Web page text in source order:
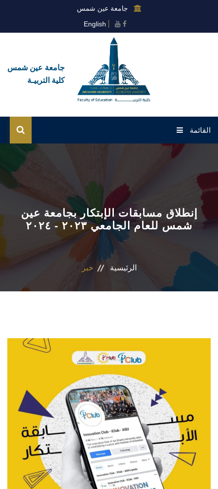
جامعة عين شمس
English
جامعة عين شمس
كلية التربيـة
القائمة
القطاعات
المجلات العلمية
تواصل معنا
إنطلاق مسابقات الإبتكار بجامعة عين
شمس للعام الجامعي ٢٠٢٣ - ٢٠٢٤
الرئيسية خبر